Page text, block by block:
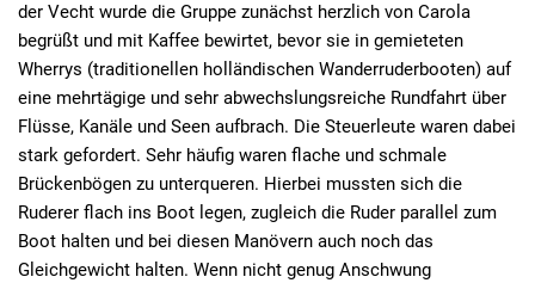
der Vecht wurde die Gruppe zunächst herzlich von Carola
begrüßt und mit Kaffee bewirtet, bevor sie in gemieteten
Wherrys (traditionellen holländischen Wanderruderbooten) auf
eine mehrtägige und sehr abwechslungsreiche Rundfahrt über
Flüsse, Kanäle und Seen aufbrach. Die Steuerleute waren dabei
stark gefordert. Sehr häufig waren flache und schmale
Brückenbögen zu unterqueren. Hierbei mussten sich die
Ruderer flach ins Boot legen, zugleich die Ruder parallel zum
Boot halten und bei diesen Manövern auch noch das
Gleichgewicht halten. Wenn nicht genug Anschwung